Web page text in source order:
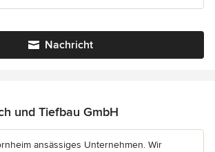
Nachricht
und Tiefbau GmbH
ansässiges Unternehmen. Wir